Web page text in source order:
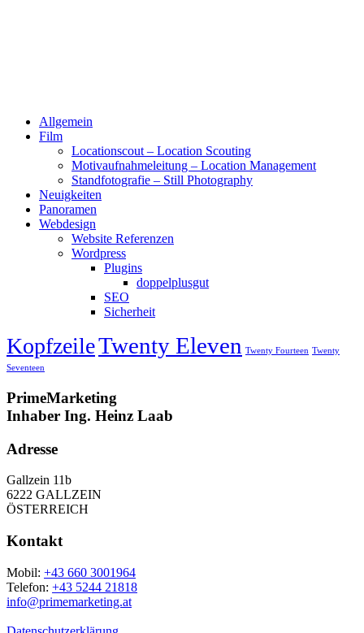
Allgemein
Film
Locationscout – Location Scouting
Motivaufnahmeleitung – Location Management
Standfotografie – Still Photography
Neuigkeiten
Panoramen
Webdesign
Website Referenzen
Wordpress
Plugins
doppelplusgut
SEO
Sicherheit
KopfzeileTwenty Eleven Twenty Fourteen Twenty
Seventeen
PrimeMarketing
Inhaber Ing. Heinz Laab
Adresse
Gallzein 11b
6222 GALLZEIN
ÖSTERREICH
Kontakt
Mobil: +43 660 3001964
Telefon: +43 5244 21818
info@primemarketing.at